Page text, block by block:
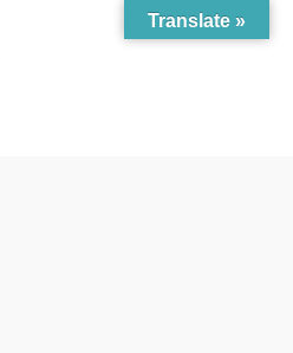
Translate »